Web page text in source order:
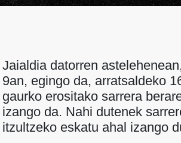
Jaialdia datorren
9an, egingo da, arratsaldeko
gaurko erositako sarrera
izango da. Nahi dutenek
itzultzeko eskatu ahal izango